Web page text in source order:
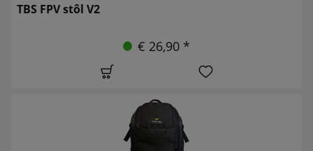
TBS FPV stôl V2
€ 26,90 *